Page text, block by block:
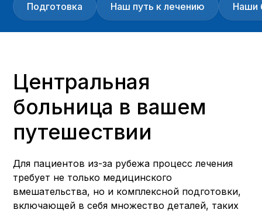
Подготовка Наш путь к лечению Наши
Центральная
больница в вашем
путешествии
Для пациентов из-за рубежа процесс лечения
требует не только медицинского
вмешательства, но и комплексной подготовки,
включающей в себя множество деталей, таких